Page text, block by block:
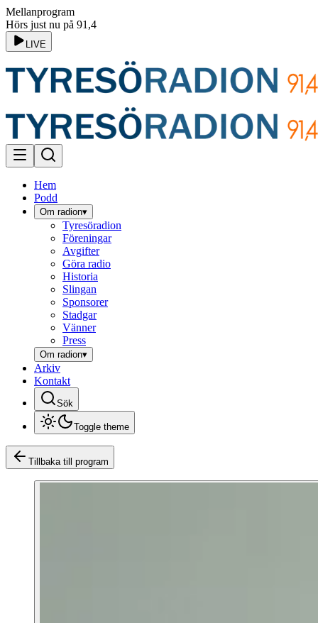
Mellanprogram
Hörs just nu på 91,4
LIVE
Hem
Podd
Om radion▾
Tyresöradion
Föreningar
Avgifter
Göra radio
Historia
Slingan
Sponsorer
Stadgar
Vänner
Press
Om radion▾
Arkiv
Kontakt
Sök
Toggle theme
Tillbaka till program